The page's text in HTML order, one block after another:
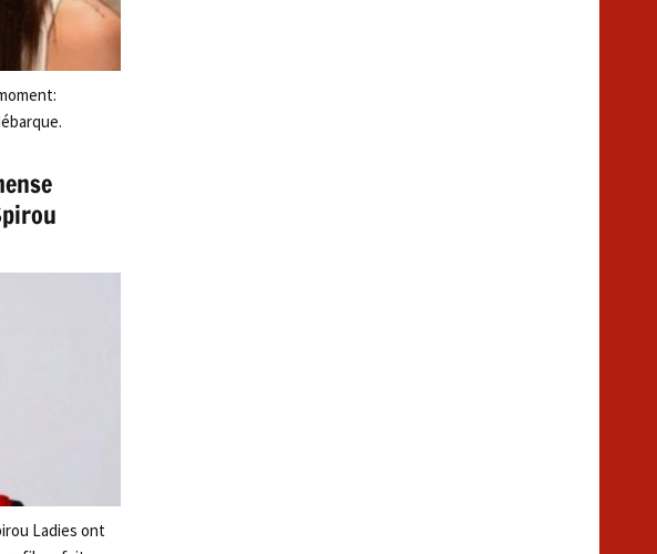
Ladies ont